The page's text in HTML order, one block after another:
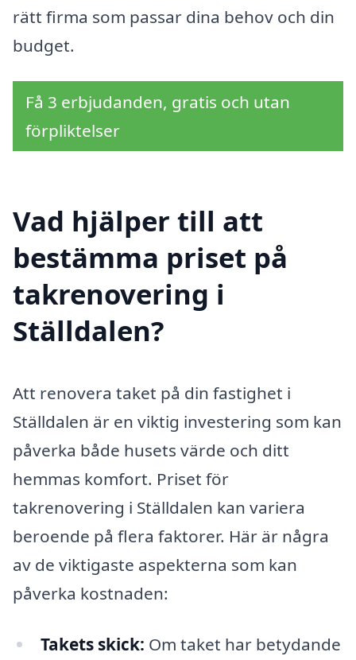
rätt firma som passar dina behov och din
budget.
Få 3 erbjudanden, gratis och utan
förpliktelser
Vad hjälper till att
bestämma priset på
takrenovering i
Ställdalen?
Att renovera taket på din fastighet i
Ställdalen är en viktig investering som kan
påverka både husets värde och ditt
hemmas komfort. Priset för
takrenovering i Ställdalen kan variera
beroende på flera faktorer. Här är några
av de viktigaste aspekterna som kan
påverka kostnaden:
Takets skick: Om taket har betydande